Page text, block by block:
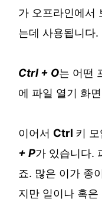
가 오프라인에서
는데 사용됩니다.
Ctrl + O는 어떤
에 파일 열기 화
이어서 Ctrl 키
+ P가 있습니다.
죠. 많은 이가 종
지만 일이나 혹